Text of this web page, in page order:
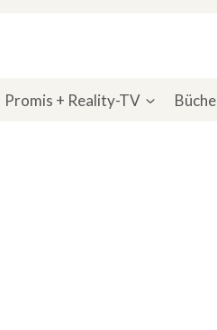
Promis + Reality-TV